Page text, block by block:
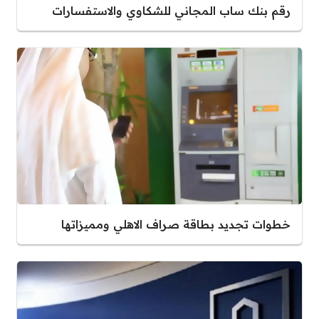
رقم بنك ساب المجاني للشكاوي والاستفسارات
خطوات تجديد بطاقة صراف الاهلي ومميزاتها